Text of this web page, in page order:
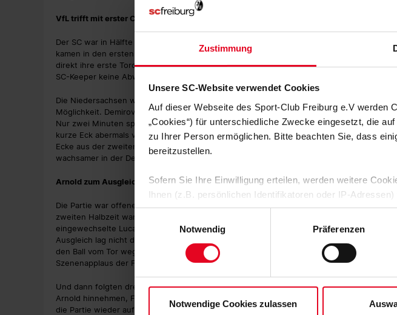
Zustimmung
Unsere SC-Website verwendet Cookies
Auf dieser Webseite des Sport-Club Freiburg e.V werden
„Cookies“) für unterschiedliche Zwecke eingesetzt, die
zu Ihrer Person ermöglichen. Bitte beachten Sie, dass
bereitzustellen.
Sofern Sie Ihre Einwilligung erteilen, werden weitere
Ihnen (z.B. persönlichen Identifikatoren oder IP-
zulassen“-Button stimmen Sie der Speicherung aller
personenbezogenen Daten für die unten jeweils
Soweit Sie „Notwendige Cookies“ auswählen, werden
Einwilligungsauswahl
Notwendig
Präferenzen
Notwendige Cookies zulassen
VfL trifft mit erster Chance
Der SC war in Hälfte eins die effektivere Mannschaft, erspielte sich Torchancen, führte
kamen in den ersten 45 Minuten zu keiner guten Möglichkeit. Nach dem Seitenwechsel
direkt ihre erste Torchance. Nach Zuspiel von Maximilian Arnold stand Max Kruse frei
SC-Keeper keine Abwehrmöglichkeit - Anschlusstreffer Wolfsburg nach 52 Minuten.
Die Niedersachsen waren jetzt besser im Spiel, aber der Sport-Club hatte nach dem
Möglichkeit. Demirovic kam nach Vorarbeit von Grifo zum Abschluss im Strafraum,
Nur zwei Minuten später leitete Grifo einen Konter ein, spielte den Ball in den Lauf von
kurze Eck abermals von Pervan pariert wurde (60.). Janik Haberer versuchte es mit viel
Ecke aus der zweiten Reihe - vorbei. Der Sport-Club lauerte auf Ballverluste des
wachsamer in der Defensive sein.
Arnold zum Ausgleich, Schlotterbeck antwortet
Die Partie war offener und deutlich schwungvoller, weil jetzt auch der VfL mitspielte. Das
zweiten Halbzeit war es schwieriger für uns, weil Wolfsburg besser wurde." In der 67.
eingewechselte Lucas Nmecha im Strafraum von Maxence Lacroix eingesetzt, verzog
Ausgleich lag nicht direkt in der Luft, aber der SC musste aufpassen. In vorderster Linie
den Ball vom Tor wegzuhalten, rannte, ackerte, spulte Meter um Meter ab, holte sich
Szenenapplaus der Fans ab.
Und dann folgten drei aufregende Minuten. Zunächst musste der Sport-Club in der 85.
Arnold hinnehmen, Flekken war beim Gewaltschuss ohne Abwehrchance. In der 87.
die Partie wieder auf Sieg. Sein Dropkick nach Vorarbeit des eingewechselten Nils